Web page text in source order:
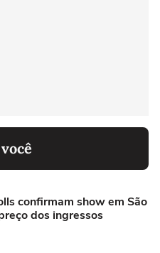
confirmam show em São
dos ingressos